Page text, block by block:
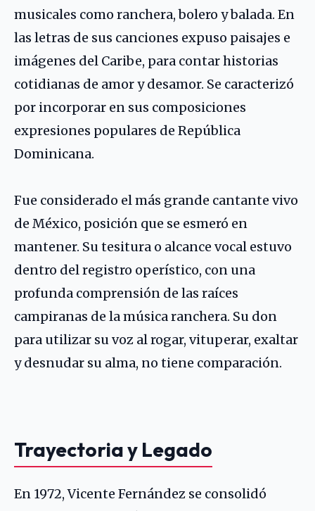
musicales como ranchera, bolero y balada. En
las letras de sus canciones expuso paisajes e
imágenes del Caribe, para contar historias
cotidianas de amor y desamor. Se caracterizó
por incorporar en sus composiciones
expresiones populares de República
Dominicana.
Fue considerado el más grande cantante vivo
de México, posición que se esmeró en
mantener. Su tesitura o alcance vocal estuvo
dentro del registro operístico, con una
profunda comprensión de las raíces
campiranas de la música ranchera. Su don
para utilizar su voz al rogar, vituperar, exaltar
y desnudar su alma, no tiene comparación.
Trayectoria y Legado
En 1972, Vicente Fernández se consolidó